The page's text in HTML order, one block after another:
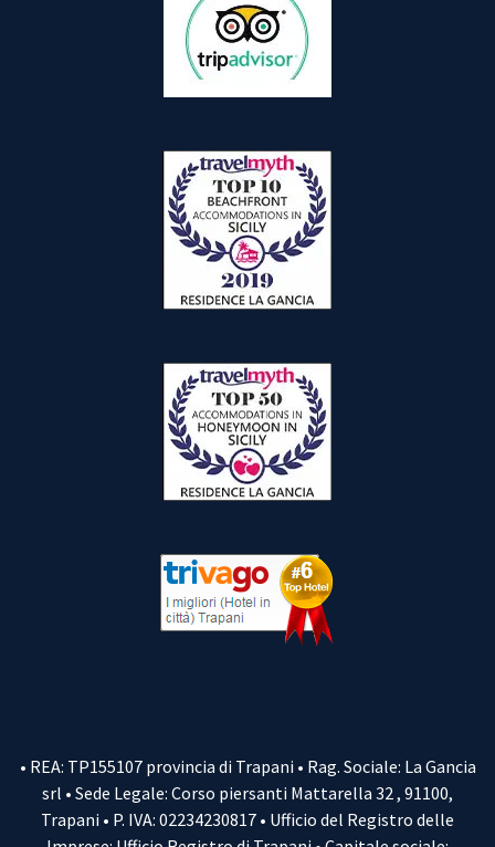
• REA: TP155107 provincia di Trapani • Rag. Sociale: La Gancia
srl • Sede Legale: Corso piersanti Mattarella 32 , 91100,
Trapani • P. IVA: 02234230817 • Ufficio del Registro delle